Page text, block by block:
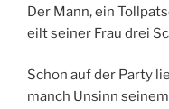
Der Mann, ein
eilt seiner Frau drei
Schon auf der Party
manch Unsinn